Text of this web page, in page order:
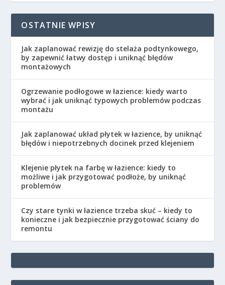
OSTATNIE WPISY
Jak zaplanować rewizję do stelaża podtynkowego,
by zapewnić łatwy dostęp i uniknąć błędów
montażowych
Ogrzewanie podłogowe w łazience: kiedy warto
wybrać i jak uniknąć typowych problemów podczas
montażu
Jak zaplanować układ płytek w łazience, by uniknąć
błędów i niepotrzebnych docinek przed klejeniem
Klejenie płytek na farbę w łazience: kiedy to
możliwe i jak przygotować podłoże, by uniknąć
problemów
Czy stare tynki w łazience trzeba skuć – kiedy to
konieczne i jak bezpiecznie przygotować ściany do
remontu